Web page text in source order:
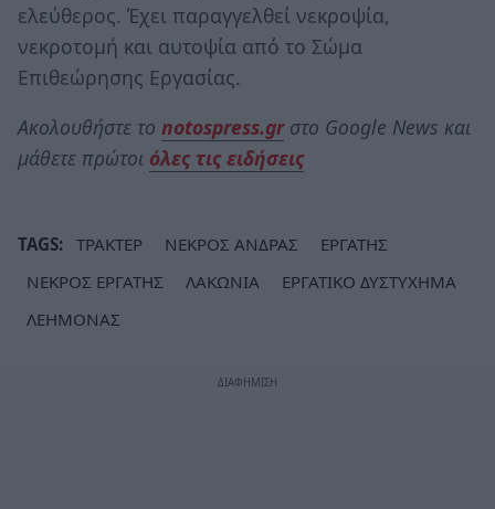
ελεύθερος. Έχει παραγγελθεί νεκροψία,
νεκροτομή και αυτοψία από το Σώμα
Επιθεώρησης Εργασίας.
Ακολουθήστε το notospress.grστο Google News και
μάθετε πρώτοι όλες τις ειδήσεις
TAGS: ΤΡΑΚΤΕΡ ΝΕΚΡΟΣ ΑΝΔΡΑΣ
ΕΡΓΑΤΗΣ
ΝΕΚΡΟΣ ΕΡΓΑΤΗΣ
ΛΑΚΩΝΙΑ
ΕΡΓΑΤΙΚΟ ΔΥΣΤΥΧΗΜΑ
ΛΕΗΜΟΝΑΣ